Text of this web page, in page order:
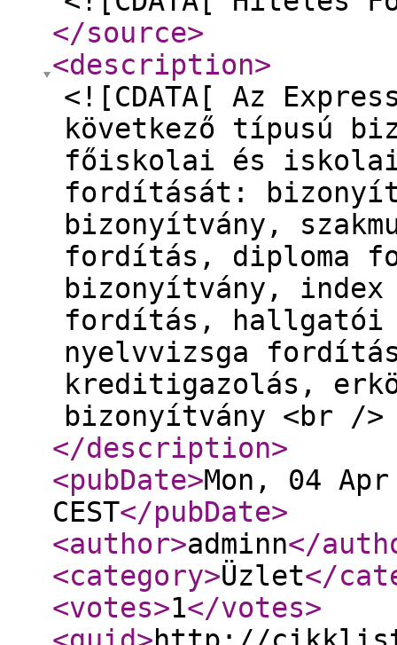
</source>
<description>
<![CDATA[ Az
következő típusú
főiskolai és iskolai
fordítását:
bizonyítvány,
fordítás, diploma
bizonyítvány,
fordítás, hallgatói
nyelvvizsga
kreditigazolás,
bizonyítvány <br /
</description>
<pubDate>Mon, 04
CEST</pubDate>
<author>adminn</
<category>Üzlet</
<votes>1</votes>